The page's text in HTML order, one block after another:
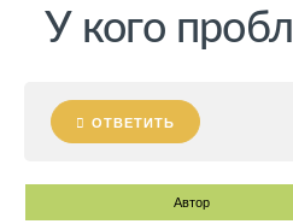
У кого
ОТВЕТИТЬ
Автор